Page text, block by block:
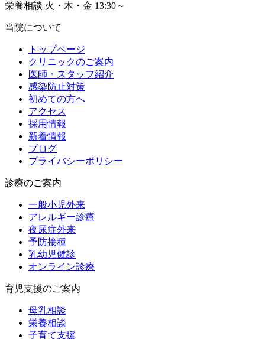
栄養相談 火・木・金 13:30～
当院について
トップページ
クリニックのご案内
医師・スタッフ紹介
感染防止対策
初めての方へ
アクセス
採用情報
新着情報
ブログ
プライバシーポリシー
診療のご案内
一般小児外来
アレルギー診療
夜尿症外来
予防接種
乳幼児健診
オンライン診療
育児支援のご案内
母乳相談
栄養相談
子育て支援